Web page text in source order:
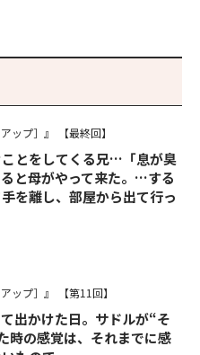
ップ］』 【最終回】
とをしてくる兄…「息が臭
と母がやって来た。…する
を離し、部屋から出て行っ
ップ］』 【第11回】
出かけた日。サドルが“そ
時の感覚は、それまでに感